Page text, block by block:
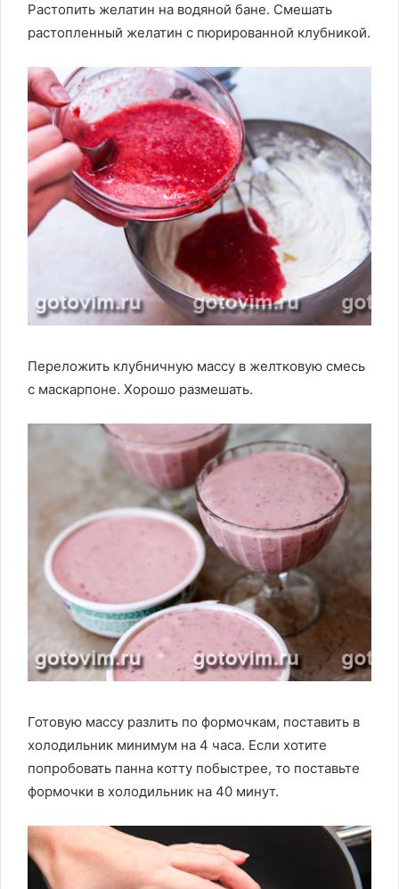
Растопить желатин на водяной бане. Смешать
растопленный желатин с пюрированной клубникой.
Переложить клубничную массу в желтковую смесь
с маскарпоне. Хорошо размешать.
Готовую массу разлить по формочкам, поставить в
холодильник минимум на 4 часа. Если хотите
попробовать панна котту побыстрее, то поставьте
формочки в холодильник на 40 минут.